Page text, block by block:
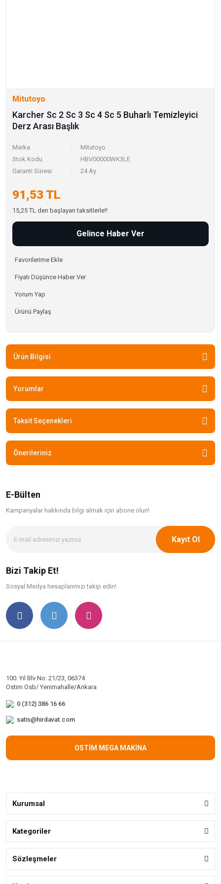
Mitutoyo
Karcher Sc 2 Sc 3 Sc 4 Sc 5 Buharlı Temizleyici
Derz Arası Başlık
Marka
Mitutoyo
Stok Kodu
HBV00000WK3LE
Garanti Süresi
24 Ay
91,53 TL
15,25 TL den başlayan taksitlerle!!
Gelince Haber Ver
Fiyatı Düşünce Haber Ver
Yorum Yap
Ürünü Paylaş
Ürün Bilgisi
Yorumlar
Taksit Seçenekleri
Önerileriniz
E-Bülten
Kampanyalar hakkında bilgi almak için abone olun!
Kayıt Ol
Bizi Takip Et!
Sosyal Medya hesaplarımızı takip edin!
100. Yıl Blv No: 21/23, 06374
Ostim Osb/ Yenimahalle/Ankara
0 (312) 386 16 66
satis@hirdavat.com
OSTİM MEGA MAKİNA
Kurumsal
Kategoriler
Sözleşmeler